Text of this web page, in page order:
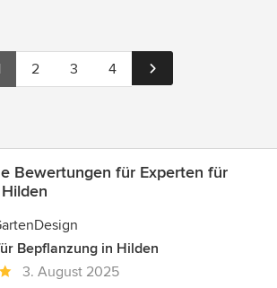
2 3 4
Bewertungen für Experten für
Bepflanzung in Hilden
3. August 2025